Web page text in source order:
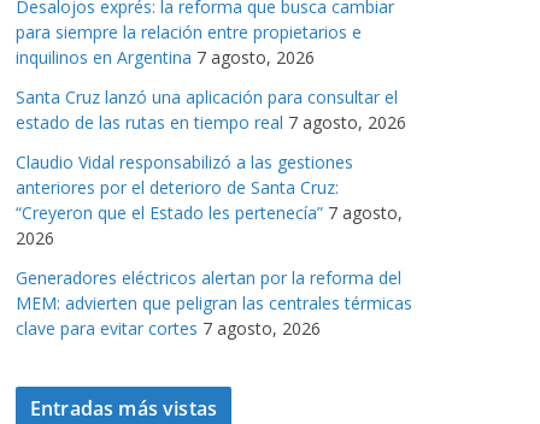
a
s
Desalojos exprés: la reforma que busca cambiar
para siempre la relación entre propietarios e
inquilinos en Argentina 7 agosto, 2026
Santa Cruz lanzó una aplicación para consultar el
estado de las rutas en tiempo real 7 agosto, 2026
Claudio Vidal responsabilizó a las gestiones
anteriores por el deterioro de Santa Cruz:
“Creyeron que el Estado les pertenecía” 7 agosto,
2026
Generadores eléctricos alertan por la reforma del
MEM: advierten que peligran las centrales térmicas
clave para evitar cortes 7 agosto, 2026
Entradas más vistas